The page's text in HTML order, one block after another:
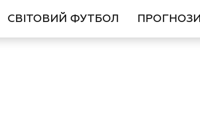
СВІТОВИЙ ФУТБОЛ ПРОГНОЗИ